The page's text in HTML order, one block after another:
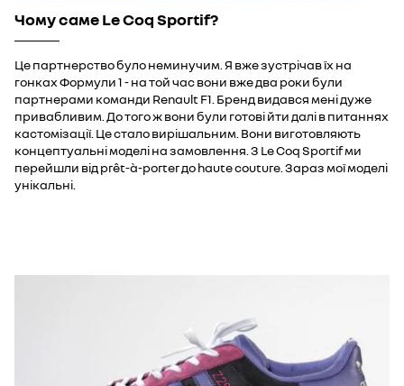
Чому саме Le Coq Sportif?
Це партнерство було неминучим. Я вже зустрічав їх на
гонках Формули 1 - на той час вони вже два роки були
партнерами команди Renault F1. Бренд видався мені дуже
привабливим. До того ж вони були готові йти далі в питаннях
кастомізації. Це стало вирішальним. Вони виготовляють
концептуальні моделі на замовлення. З Le Coq Sportif ми
перейшли від prêt-à-porter до haute couture. Зараз мої моделі
унікальні.